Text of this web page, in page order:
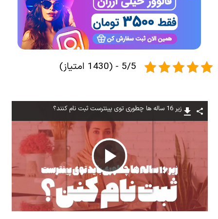
5/5 - (1430 امتیاز)
زیر 16 ساله ها چطوری توی پینترست ثبت نام کنند؟
پخش
ویدیو